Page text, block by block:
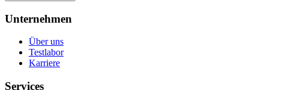
Unternehmen
Über uns
Testlabor
Karriere
Services